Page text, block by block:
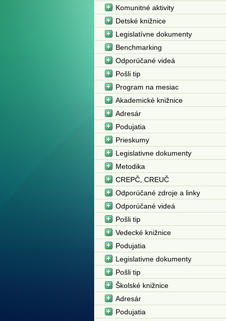
Komunitné aktivity
Detské knižnice
Legislatívne dokumenty
Benchmarking
Odporúčané videá
Pošli tip
Program na mesiac
Akademické knižnice
Adresár
Podujatia
Prieskumy
Legislativne dokumenty
Metodika
CREPČ, CREUČ
Odporúčané zdroje a linky
Odporúčané videá
Pošli tip
Vedecké knižnice
Podujatia
Legislativne dokumenty
Pošli tip
Školské knižnice
Adresár
Podujatia